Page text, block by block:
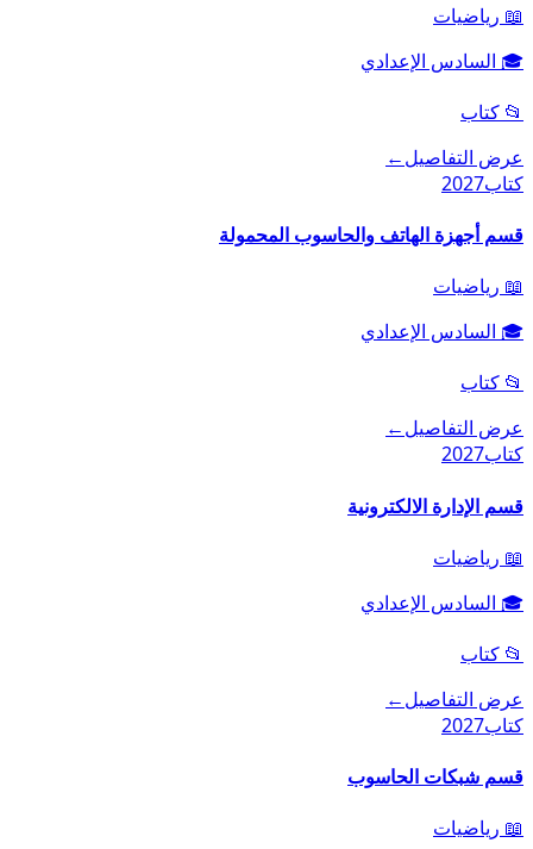
📖 رياضيات
🎓 السادس الإعدادي
📂 كتاب
عرض التفاصيل←
كتاب2027
قسم أجهزة الهاتف والحاسوب المحمولة
📖 رياضيات
🎓 السادس الإعدادي
📂 كتاب
عرض التفاصيل←
كتاب2027
قسم الإدارة الالكترونية
📖 رياضيات
🎓 السادس الإعدادي
📂 كتاب
عرض التفاصيل←
كتاب2027
قسم شبكات الحاسوب
📖 رياضيات